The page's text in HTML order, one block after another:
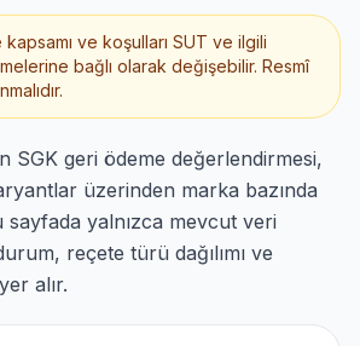
ve koşulları SUT ve ilgili
bağlı olarak değişebilir. Resmî
SGK geri ödeme değerlendirmesi,
üzerinden marka bazında
sayfada yalnızca mevcut veri
reçete türü dağılımı ve
alır.